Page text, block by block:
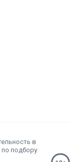
в
по подбору